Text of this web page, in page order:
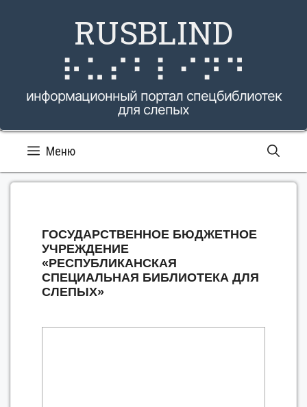
RUSBLIND
⠗⠥⠎⠃⠇⠊⠝⠙
информационный портал спецбиблиотек
для слепых
Меню
ГОСУДАРСТВЕННОЕ БЮДЖЕТНОЕ
УЧРЕЖДЕНИЕ
«РЕСПУБЛИКАНСКАЯ
СПЕЦИАЛЬНАЯ БИБЛИОТЕКА ДЛЯ
СЛЕПЫХ»